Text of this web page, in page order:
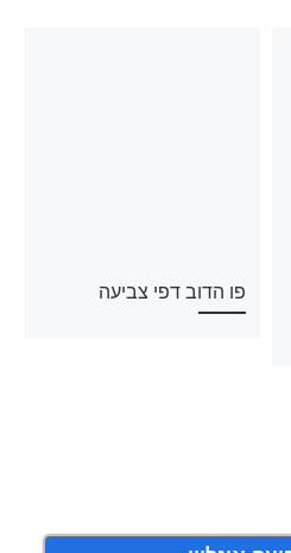
פו הדוב דפי צביעה